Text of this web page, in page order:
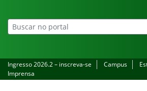
Ingresso 2026.2 – inscreva-se Campus
Imprensa